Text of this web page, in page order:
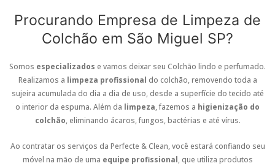
Procurando Empresa de Limpeza de
Colchão em São Miguel SP?
Somos especializados e vamos deixar seu Colchão lindo e perfumado.
Realizamos a limpeza profissional do colchão, removendo toda a
sujeira acumulada do dia a dia de uso, desde a superfície do tecido até
o interior da espuma. Além da limpeza, fazemos a higienização do
colchão, eliminando ácaros, fungos, bactérias e até vírus.
Ao contratar os serviços da Perfecte & Clean, você estará confiando seu
móvel na mão de uma equipe profissional, que utiliza produtos